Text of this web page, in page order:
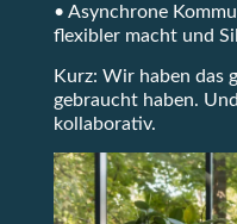
• Asynchrone
flexibler macht und
Kurz: Wir haben das
gebraucht haben.
kollaborativ.